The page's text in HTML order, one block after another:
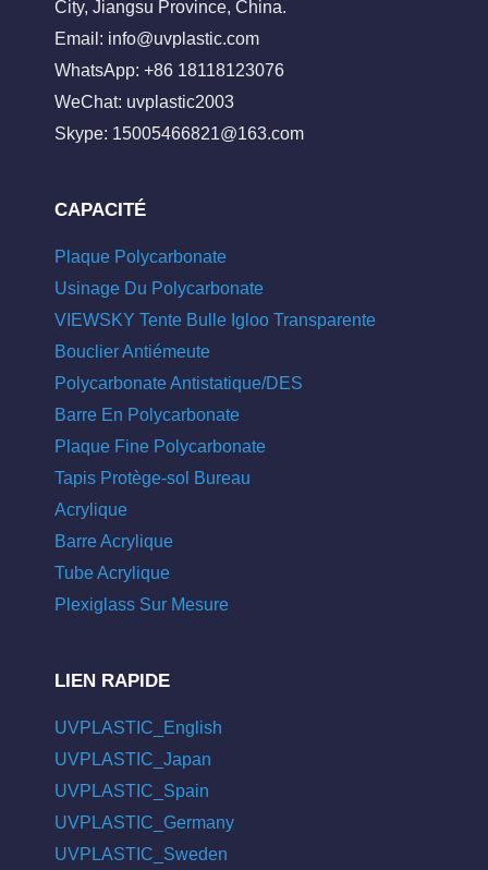
City, Jiangsu Province, China.
Email: info@uvplastic.com
WhatsApp: +86 18118123076
WeChat: uvplastic2003
Skype: 15005466821@163.com
CAPACITÉ
Plaque Polycarbonate
Usinage Du Polycarbonate
VIEWSKY Tente Bulle Igloo Transparente
Bouclier Antiémeute
Polycarbonate Antistatique/DES
Barre En Polycarbonate
Plaque Fine Polycarbonate
Tapis Protège-sol Bureau
Acrylique
Barre Acrylique
Tube Acrylique
Plexiglass Sur Mesure
LIEN RAPIDE
UVPLASTIC_English
UVPLASTIC_Japan
UVPLASTIC_Spain
UVPLASTIC_Germany
UVPLASTIC_Sweden